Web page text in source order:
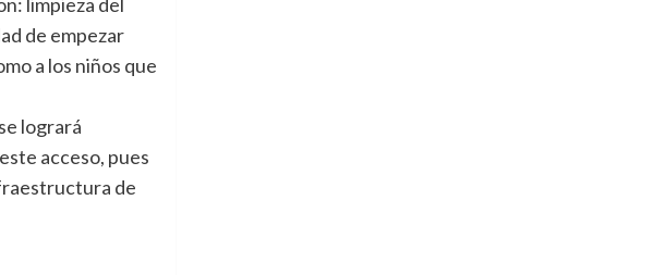
de empezar
a los niños que
logrará
acceso, pues
de